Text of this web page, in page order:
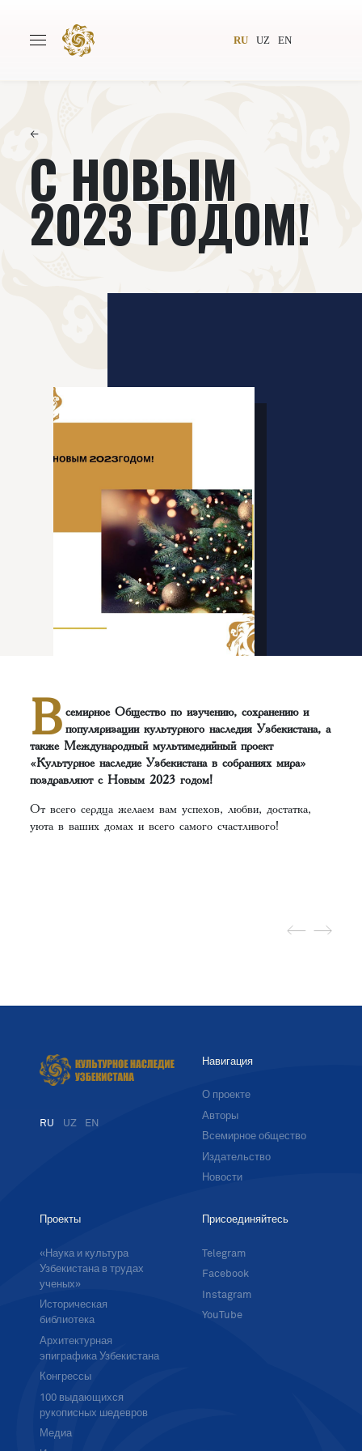
RU UZ EN
Всемирное общество
Издательство Новости
Подкасты
←
С НОВЫМ
2023 ГОДОМ!
В семирное Общество по изучению, сохранению и
популяризации культурного наследия Узбекистана, а
также Международный мультимедийный проект
«Культурное наследие Узбекистана в собраниях мира»
поздравляют с Новым 2023 годом!
От всего сердца желаем вам успехов, любви, достатка,
уюта в ваших домах и всего самого счастливого!
RU UZ EN
Навигация
О проекте
Авторы
Всемирное общество
Издательство
Новости
Проекты
«Наука и культура
Узбекистана в трудах
ученых»
Историческая
библиотека
Архитектурная
эпиграфика Узбекистана
Конгрессы
100 выдающихся
рукописных шедевров
Медиа
Присоединяйтесь
Telegram
Facebook
Instagram
YouTube